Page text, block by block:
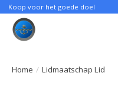
Koop voor het goede doel
Home / Lidmaatschap Lid